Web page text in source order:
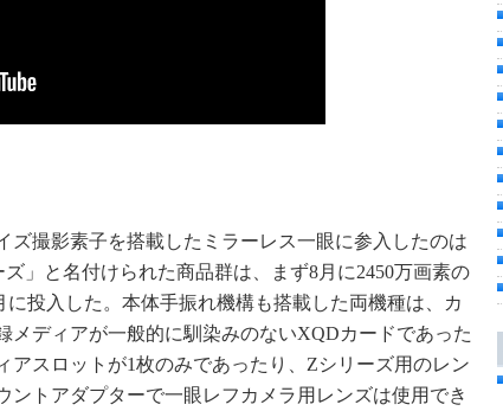
ズ撮影素子を搭載したミラーレス一眼に参入したのは
」と名付けられた商品群は、まず8月に2450万画素の
に投入した。本体手振れ機構も搭載した両機種は、カ
メディアが一般的に馴染みのないXQDカードであった
アスロットが1枚のみであったり、Zシリーズ用のレン
ントアダプターで一眼レフカメラ用レンズは使用でき